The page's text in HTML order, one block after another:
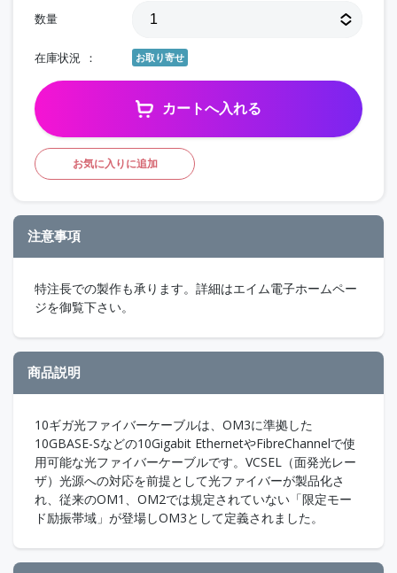
数量
在庫状況 お取り寄せ
カートへ入れる
お気に入りに追加
注意事項
特注長での製作も承ります。詳細はエイム電子ホームペー
ジを御覧下さい。
商品説明
10ギガ光ファイバーケーブルは、OM3に準拠した
10GBASE-Sなどの10Gigabit EthernetやFibreChannelで使
用可能な光ファイバーケーブルです。VCSEL（面発光レー
ザ）光源への対応を前提として光ファイバーが製品化さ
れ、従来のOM1、OM2では規定されていない「限定モー
ド励振帯域」が登場しOM3として定義されました。